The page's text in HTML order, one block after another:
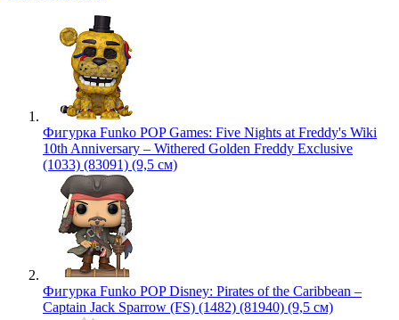
Фигурка Funko POP Games: Five Nights at Freddy's Wiki
10th Anniversary – Withered Golden Freddy Exclusive
(1033) (83091) (9,5 см)
Фигурка Funko POP Disney: Pirates of the Caribbean –
Captain Jack Sparrow (FS) (1482) (81940) (9,5 см)